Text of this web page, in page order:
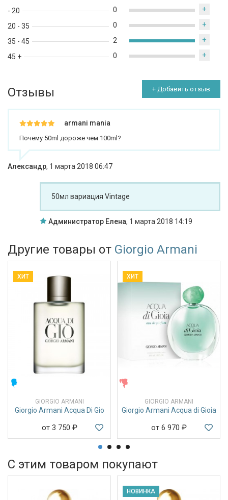
- 20
20 - 35
35 - 45
45 +
0 +
0 +
2 +
0 +
Отзывы + Добавить отзыв
armani mania
Почему 50ml дороже чем 100ml?
Александр, 1 марта 2018 06:47
50мл вариация Vintage
Администратор Елена, 1 марта 2018 14:19
Другие товары от Giorgio Armani
ХИТ
GIORGIO ARMANI
Giorgio Armani Acqua Di Gio
от 3 750 ₽
ХИТ
GIORGIO ARMANI
Giorgio Armani Acqua di Gioia
от 6 970 ₽
С этим товаром покупают
НОВИНКА